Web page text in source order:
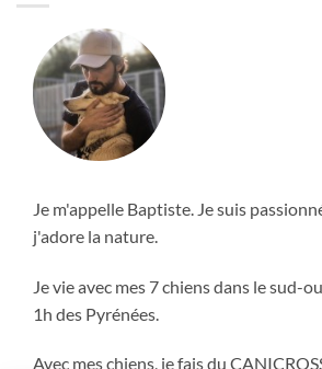
Je m'appelle Baptiste. Je suis
j'adore la nature.
Je vie avec mes 7 chiens dans le sud-
1h des Pyrénées.
Avec mes chiens, je fais du